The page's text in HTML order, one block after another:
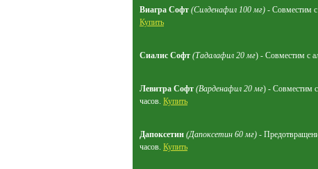
Виагра Софт (Силденафил 100 мг) - Совместим с
Купить
Сиалис Софт (Тадалафил 20 мг) - Совместим с
Левитра Софт (Варденафил 20 мг) - Совместим с
часов. Купить
Дапоксетин (Дапоксетин 60 мг) -
часов. Купить